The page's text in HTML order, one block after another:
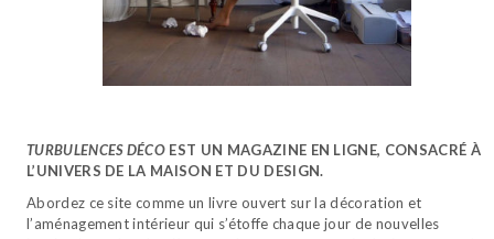
TURBULENCES DÉCO EST UN MAGAZINE EN LIGNE, CONSACRÉ À
L’UNIVERS DE LA MAISON ET DU DESIGN.
Abordez ce site comme un livre ouvert sur la décoration et
l’aménagement intérieur qui s’étoffe chaque jour de nouvelles